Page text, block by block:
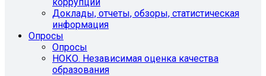
Доклады, отчеты, обзоры, статистическая
информация
Опросы
Опросы
НОКО. Независимая оценка качества
образования